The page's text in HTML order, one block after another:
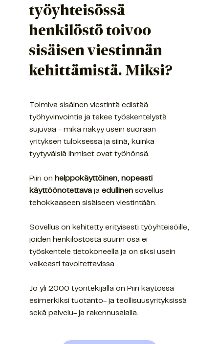
työyhteisössä
henkilöstö toivoo
sisäisen viestinnän
kehittämistä. Miksi?
Toimiva sisäinen viestintä edistää
työhyvinvointia ja tekee työskentelystä
sujuvaa - mikä näkyy usein suoraan
yrityksen tuloksessa ja siinä, kuinka
tyytyväisiä ihmiset ovat työhönsä.
Piiri on helppokäyttöinen, nopeasti
käyttöönotettavaja edullinen sovellus
tehokkaaseen sisäiseen viestintään.
Sovellus on kehitetty erityisesti työyhteisöille,
joiden henkilöstöstä suurin osa ei
työskentele tietokoneella ja on siksi usein
vaikeasti tavoitettavissa.
Jo yli 2000 työntekijällä on Piiri käytössä
esimerkiksi tuotanto- ja teollisuusyrityksissä
sekä palvelu- ja rakennusalalla.